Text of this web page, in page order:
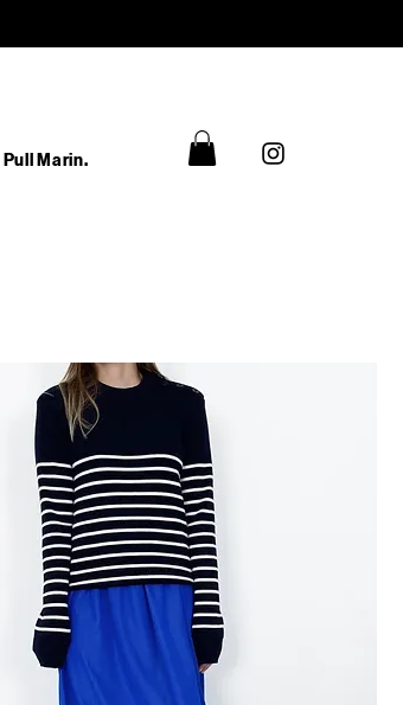
Pull Marin.